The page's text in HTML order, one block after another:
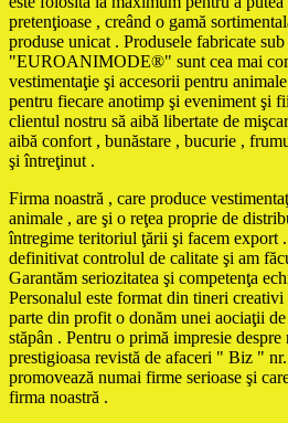
pretenţioase , creând o gamă
produse unicat . Produsele fabricate sub
"EUROANIMODE®" sunt cea mai
vestimentaţie şi accesorii pentru
pentru fiecare anotimp şi eveniment şi
clientul nostru să aibă libertate de
aibă confort , bunăstare , bucurie ,
şi întreţinut .
Firma noastră , care produce
animale , are şi o reţea proprie de
întregime teritoriul ţării şi facem export
definitivat controlul de calitate şi am
Garantăm seriozitatea şi competenţa
Personalul este format din tineri
parte din profit o donăm unei aociaţii
stăpân . Pentru o primă impresie
prestigioasa revistă de afaceri " Biz "
promovează numai firme serioase şi
firma noastră .